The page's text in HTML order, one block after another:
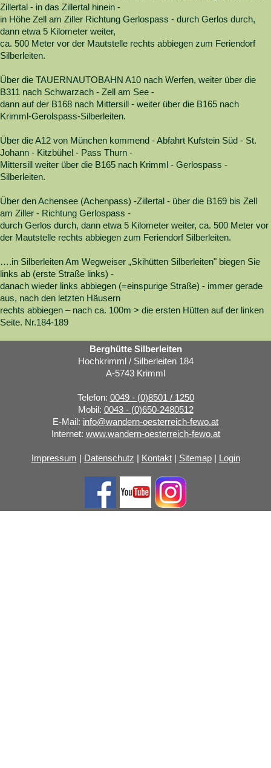
Zillertal - in das Zillertal hinein -
in Höhe Zell am Ziller Richtung Gerlospass - durch Gerlos durch,
dann etwa 5 Kilometer weiter,
ca. 500 Meter vor der Mautstelle rechts abbiegen zum Feriendorf
Silberleiten.
Über die TAUERNAUTOBAHN A10 nach Werfen, weiter über die
B311 nach Schwarzach - Zell am See -
dann auf der B168 nach Mittersill - weiter über die B165 nach
Krimml-Gerolspass-Silberleiten.
Über die A12 von München kommend - Abfahrt Kufstein Süd - St.
Johann - Kitzbühel - Pass Thurn -
Mittersill weiter über die B165 nach Krimml - Gerlospass -
Silberleiten.
Über den Achensee (Achenpass) -Zillertal - über die B169 bis Zell
am Ziller - Richtung Gerlospass -
durch Gerlos durch, dann etwa 5 Kilometer weiter, ca. 500 Meter vor
der Mautstelle rechts abbiegen zum Feriendorf Silberleiten.
….in Silberleiten Am Wegweiser „Skihütten Silberleiten" biegen Sie
links ab (erste Straße links) -
danach wieder links abbiegen (=einspurige Straße) - immer gerade
aus, nach den letzten Häusern
rechts abbiegen – nach ca. 100m > die ersten Hütten auf der linken
Seite. Nr.184-189
Berghütte Silberleiten
Hochkrimml / Silberleiten 184
A-5743 Krimml
Telefon: 0049 - (0)8501 / 1250
Mobil: 0043 - (0)650-2480512
E-Mail: info@wandern-oesterreich-fewo.at
Internet: www.wandern-oesterreich-fewo.at
Impressum Datenschutz Kontakt| Sitemap| Login